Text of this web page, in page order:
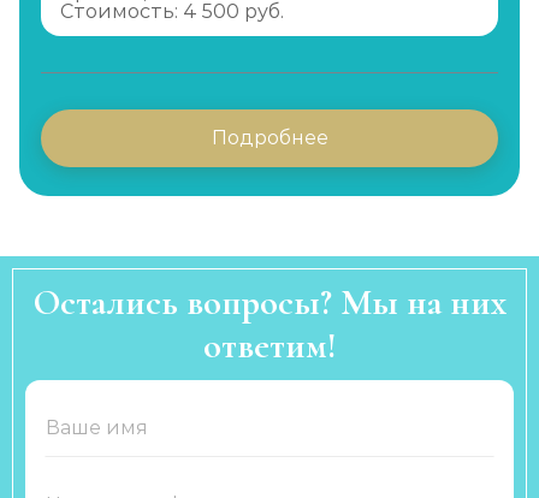
Стоимость: 4 500 руб.
Подробнее
Остались вопросы? Мы на них
ответим!